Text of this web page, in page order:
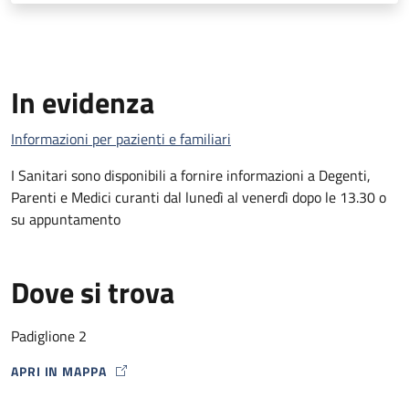
In evidenza
Informazioni per pazienti e familiari
I Sanitari sono disponibili a fornire informazioni a Degenti,
Parenti e Medici curanti dal lunedì al venerdì dopo le 13.30 o
su appuntamento
Dove si trova
Padiglione 2
APRI IN MAPPA
MAP ICON